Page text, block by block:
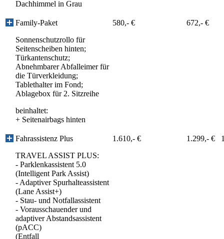
Dachhimmel in Grau
Family-Paket
Sonnenschutzrollo für
Seitenscheiben hinten;
Türkantenschutz;
Abnehmbarer Abfalleimer für
die Türverkleidung;
Tablethalter im Fond;
Ablagebox für 2. Sitzreihe
beinhaltet:
+ Seitenairbags hinten
580,- € 672,- €
Fahrassistenz Plus
TRAVEL ASSIST PLUS:
- Parklenkassistent 5.0
(Intelligent Park Assist)
- Adaptiver Spurhalteassistent
(Lane Assist+)
- Stau- und Notfallassistent
- Vorausschauender und
adaptiver Abstandsassistent
(pACC)
(Entfall
1.610,- € 1.299,- €